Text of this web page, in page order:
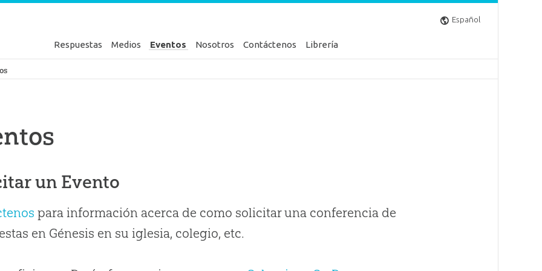
Español
Respuestas Medios Eventos Nosotros Contáctenos Librería
Génesis
un Evento
para información acerca de como solicitar una conferencia de
en Génesis en su iglesia, colegio, etc.